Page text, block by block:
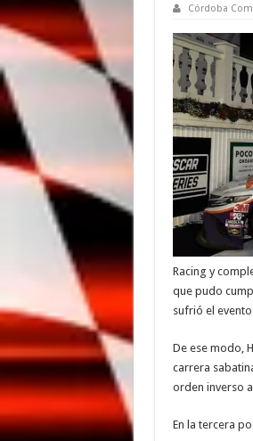
Córdoba
Racing y
que pudo
sufrió el
De ese modo,
carrera
orden inverso
En la tercera